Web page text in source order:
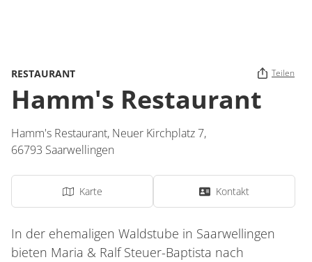
RESTAURANT Teilen
Hamm's Restaurant
Hamm's Restaurant, Neuer Kirchplatz 7,
66793 Saarwellingen
Karte Kontakt
In der ehemaligen Waldstube in Saarwellingen
bieten Maria & Ralf Steuer-Baptista nach